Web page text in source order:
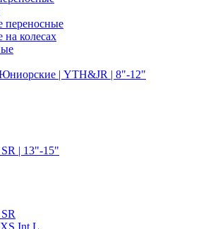
переносные
на колесах
| YTH&JR | 8"-12"
| 13"-15"
Int L